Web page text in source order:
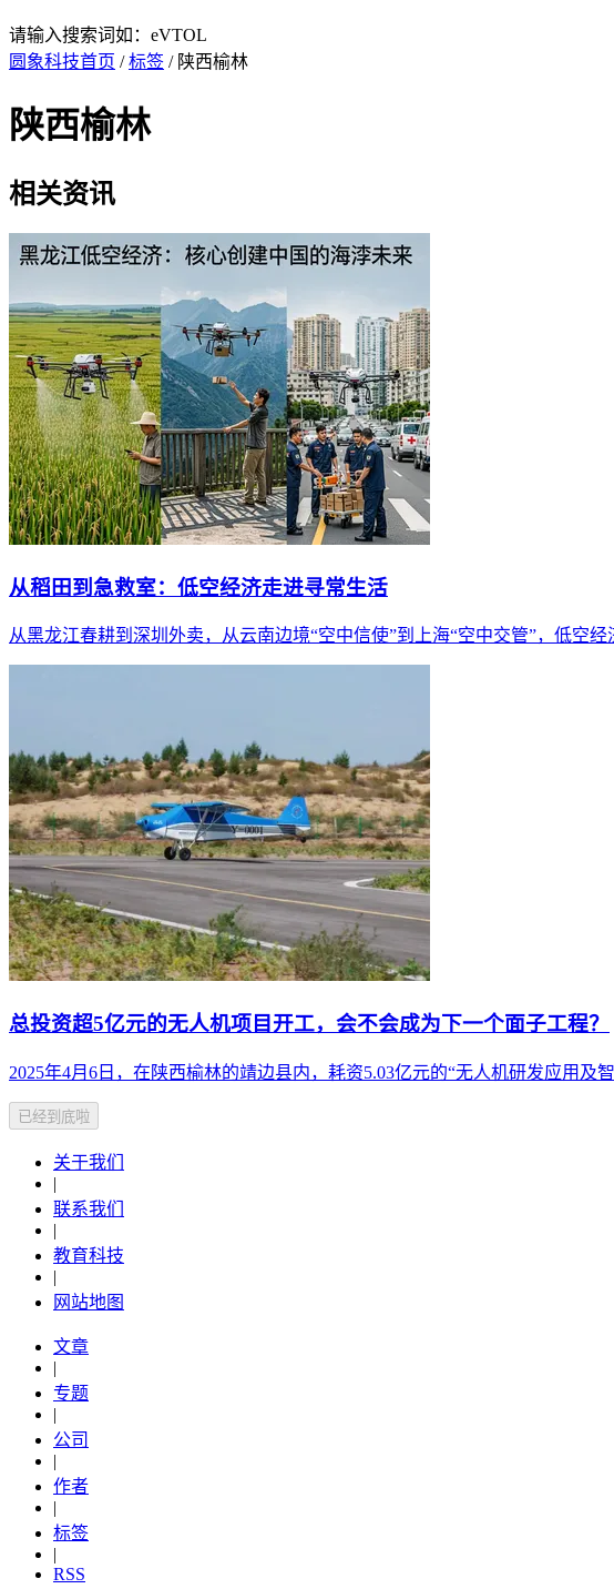
请输入搜索词如：eVTOL
圆象科技首页 /标签 / 陕西榆林
陕西榆林
相关资讯
从稻田到急救室：低空经济走进寻常生活
从黑龙江春耕到深圳外卖，从云南边境“空中信使”到上海“空中交管”，低空
总投资超5亿元的无人机项目开工，会不会成为下一个面子工程？
2025年4月6日，在陕西榆林的靖边县内，耗资5.03亿元的“无人机研发应用及
已经到底啦
关于我们
|
联系我们
|
教育科技
|
网站地图
文章
|
专题
|
公司
|
作者
|
标签
|
RSS